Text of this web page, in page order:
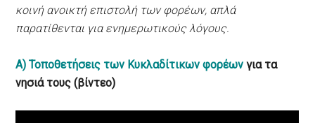
κοινή ανοικτή επιστολή των φορέων, απλά
παρατίθενται για ενημερωτικούς λόγους.
Α) Τοποθετήσεις των Κυκλαδίτικων φορέων για τα
νησιά τους (βίντεο)